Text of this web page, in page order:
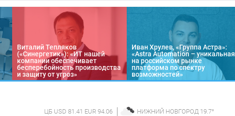
Виталий Тепляков
(«Синергетик»): «ИТ нашей
компании обеспечивает
бесперебойность производства
и защиту от угроз»
Иван Хрулев, «Группа Астра»:
«Astra Automation – уникальная
на российском рынке
платформа по спектру
возможностей»
ЦБ USD 81.41 EUR 94.06 НИЖНИЙ НОВГОРОД 19.7°